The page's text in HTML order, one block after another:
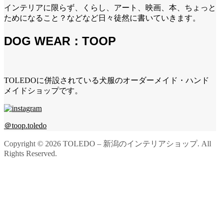
インテリアに限らず、くらし、アート、映画、本、ちょっと
ためになること？などなど日々徒然に書いていきます。
DOG WEAR：TOOP
TOLEDOに併設されている犬服のオーダーメイド・ハンド
メイドショップです。
＠toop.toledo
Copyright © 2026 TOLEDO – 新潟のインテリアショップ. All
Rights Reserved.